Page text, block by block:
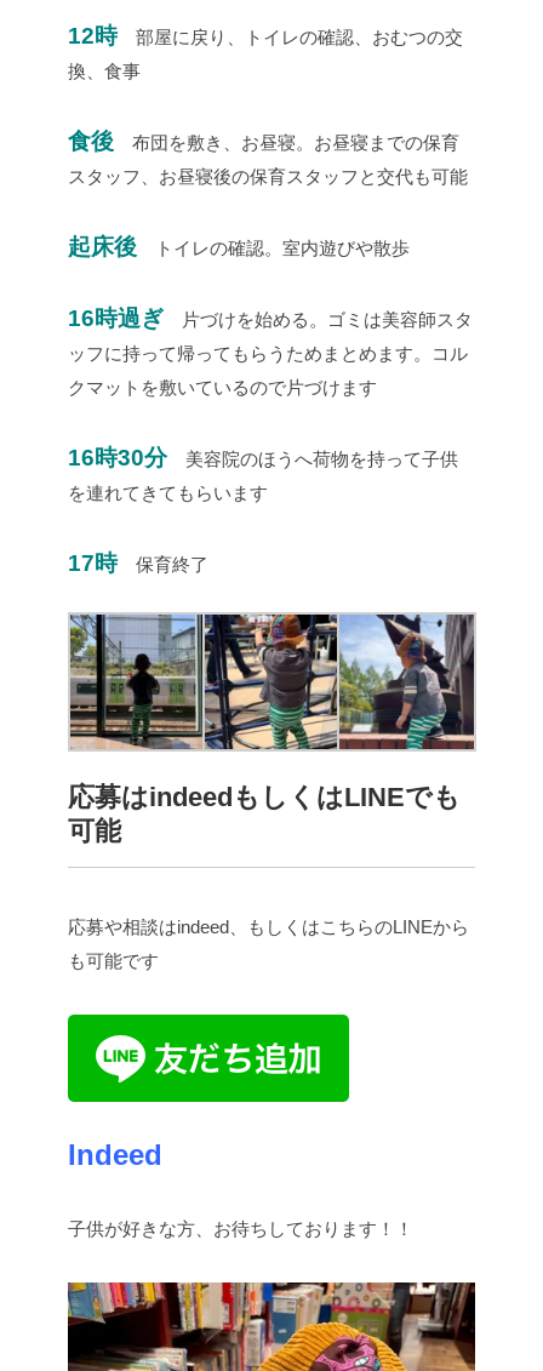
12時部屋に戻り、トイレの確認、おむつの交
換、食事
食後 布団を敷き、お昼寝。お昼寝までの保育
スタッフ、お昼寝後の保育スタッフと交代も可能
起床後 トイレの確認。室内遊びや散歩
16時過ぎ 片づけを始める。ゴミは美容師スタ
ッフに持って帰ってもらうためまとめます。コル
クマットを敷いているので片づけます
16時30分美容院のほうへ荷物を持って子供
を連れてきてもらいます
17時保育終了
応募はindeedもしくはLINEでも
可能
応募や相談はindeed、もしくはこちらのLINEから
も可能です
Indeed
子供が好きな方、お待ちしております！！